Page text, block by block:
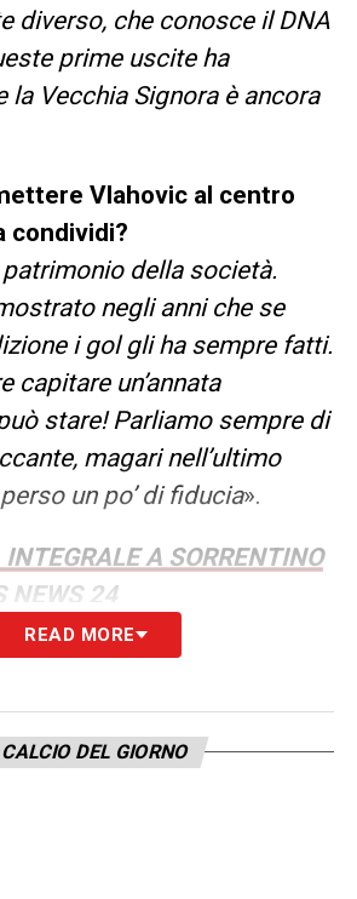
diverso, che conosce il DNA
prime uscite ha
la Vecchia Signora è ancora
Vlahovic al centro
condividi?
patrimonio della società.
negli anni che se
i gol gli ha sempre fatti.
capitare un’annata
stare! Parliamo sempre di
magari nell’ultimo
un po’ di fiducia».
A SORRENTINO
NEWS 24
READ MORE
DEL GIORNO